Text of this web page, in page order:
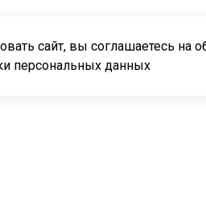
сайт, вы соглашаетесь на
персональных данных